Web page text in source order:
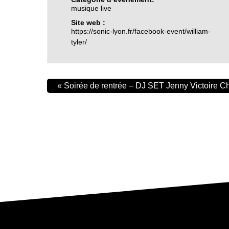
musique live
Site web :
https://sonic-lyon.fr/facebook-event/william-
tyler/
« Soirée de rentrée – DJ SET Jenny Victoire